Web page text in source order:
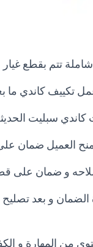
تتم بقطع غيار
تكييف كاندي ما
سبليت
العميل ضمان
و ضمان على قطع
الضمان و بعد
من المهارة و